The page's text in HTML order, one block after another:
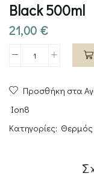
Black 500ml
21,00 €
Black
ποσότητα
Προσθήκη στα
Ion8
Κατηγορίες: